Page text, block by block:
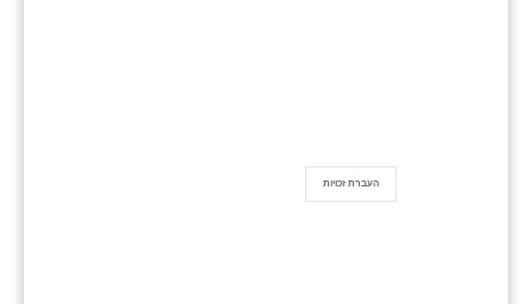
העברת זכויות